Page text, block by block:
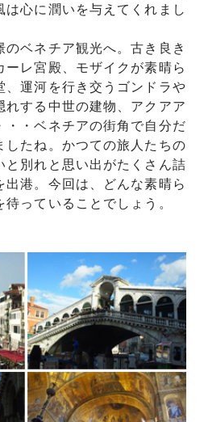
は心に潤いを与えてくれまし
のベネチア観光へ。古き良き
ーレ宮殿、モザイクが素晴ら
、運河を行き交うゴンドラや
れする中世の建物、アクアア
・・ベネチアの街角で自分だ
したね。かつての旅人たちの
と別れと思い出がたくさん詰
出港。今回は、どんな素晴ら
っていることでしょう。